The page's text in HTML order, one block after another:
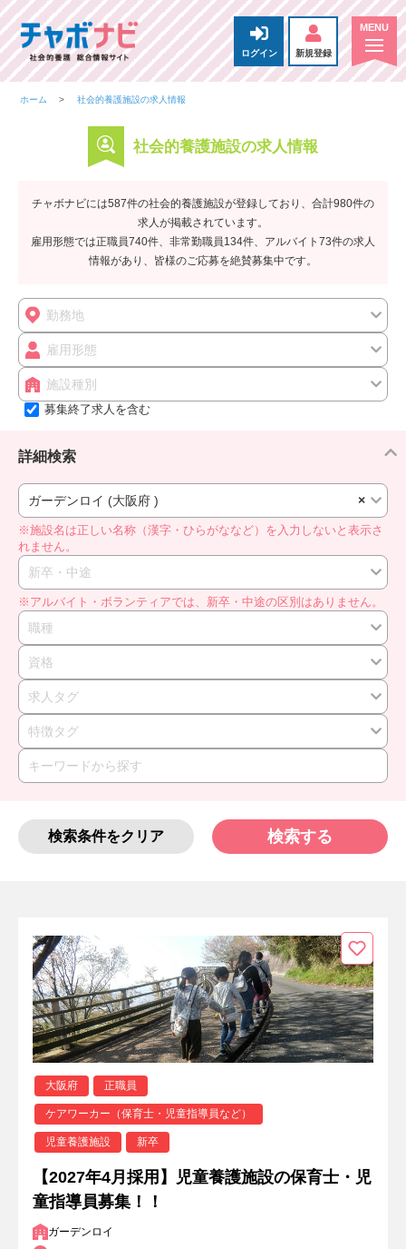
ログイン 新規登録
ホーム 社会的養護施設の求人情報
社会的養護施設の求人情報
チャボナビには587件の社会的養護施設が登録しており、合計980件の
求人が掲載されています。
雇用形態では正職員740件、非常勤職員134件、アルバイト73件の求人
情報があり、皆様のご応募を絶賛募集中です。
勤務地
雇用形態
施設種別
募集終了求人を含む
詳細検索
×
ガーデンロイ (大阪府 )
※施設名は正しい名称（漢字・ひらがななど）を入力しないと表示さ
れません。
新卒・中途
※アルバイト・ボランティアでは、新卒・中途の区別はありません。
職種
資格
求人タグ
特徴タグ
検索条件をクリア 検索する
大阪府 正職員
ケアワーカー（保育士・児童指導員など）
児童養護施設 新卒
【2027年4月採用】児童養護施設の保育士・児
童指導員募集！！
ガーデンロイ